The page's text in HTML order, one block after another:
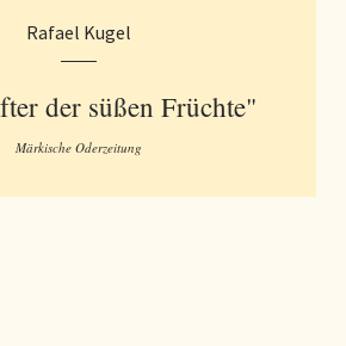
Rafael Kugel
der süßen Früchte"
Märkische Oderzeitung